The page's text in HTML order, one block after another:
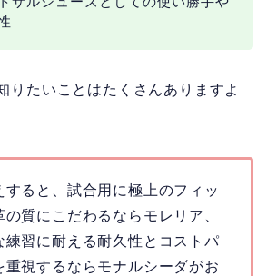
りたいことはたくさんありますよ
すると、試合用に極上のフィッ
の質にこだわるならモレリア、
練習に耐える耐久性とコストパ
重視するならモナルシーダがお